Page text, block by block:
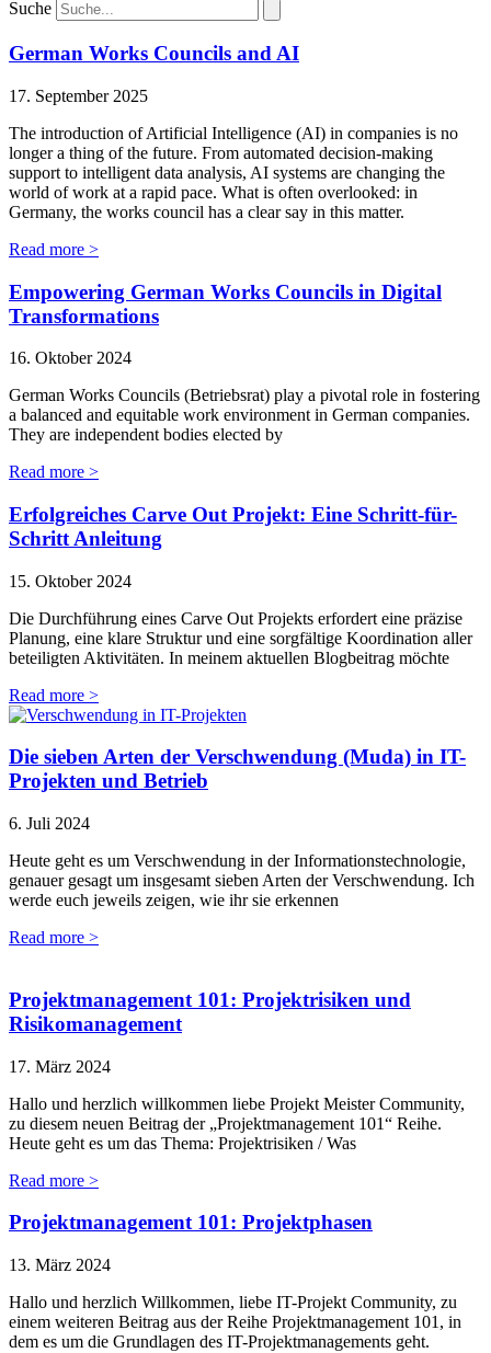
Suche
German Works Councils and AI
17. September 2025
The introduction of Artificial Intelligence (AI) in companies is no
longer a thing of the future. From automated decision-making
support to intelligent data analysis, AI systems are changing the
world of work at a rapid pace. What is often overlooked: in
Germany, the works council has a clear say in this matter.
Read more >
Empowering German Works Councils in Digital
Transformations
16. Oktober 2024
German Works Councils (Betriebsrat) play a pivotal role in fostering
a balanced and equitable work environment in German companies.
They are independent bodies elected by
Read more >
Erfolgreiches Carve Out Projekt: Eine Schritt-für-
Schritt Anleitung
15. Oktober 2024
Die Durchführung eines Carve Out Projekts erfordert eine präzise
Planung, eine klare Struktur und eine sorgfältige Koordination aller
beteiligten Aktivitäten. In meinem aktuellen Blogbeitrag möchte
Read more >
Die sieben Arten der Verschwendung (Muda) in IT-
Projekten und Betrieb
6. Juli 2024
Heute geht es um Verschwendung in der Informationstechnologie,
genauer gesagt um insgesamt sieben Arten der Verschwendung. Ich
werde euch jeweils zeigen, wie ihr sie erkennen
Read more >
Projektmanagement 101: Projektrisiken und
Risikomanagement
17. März 2024
Hallo und herzlich willkommen liebe Projekt Meister Community,
zu diesem neuen Beitrag der „Projektmanagement 101“ Reihe.
Heute geht es um das Thema: Projektrisiken / Was
Read more >
Projektmanagement 101: Projektphasen
13. März 2024
Hallo und herzlich Willkommen, liebe IT-Projekt Community, zu
einem weiteren Beitrag aus der Reihe Projektmanagement 101, in
dem es um die Grundlagen des IT-Projektmanagements geht.